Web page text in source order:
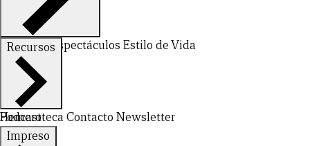
DeportesEspectáculos Estilo de Vida
Recursos
Hemeroteca Contacto Newsletter
Podcast
Impreso